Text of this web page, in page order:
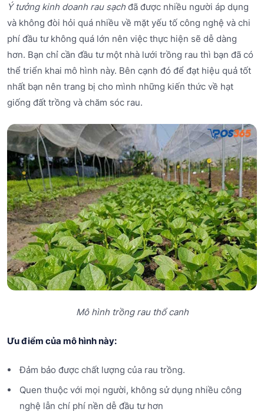
Ý tưởng kinh doanh rau sạchđã được nhiều người áp dụng
và không đòi hỏi quá nhiều về mặt yếu tố công nghệ và chi
phí đầu tư không quá lớn nên việc thực hiện sẽ dễ dàng
hơn. Bạn chỉ cần đầu tư một nhà lưới trồng rau thì bạn đã có
thể triển khai mô hình này. Bên cạnh đó để đạt hiệu quả tốt
nhất bạn nên trang bị cho mình những kiến thức về hạt
giống đất trồng và chăm sóc rau.
Mô hình trồng rau thổ canh
Ưu điểm của mô hình này:
Đảm bảo được chất lượng của rau trồng.
Quen thuộc với mọi người, không sử dụng nhiều công
nghệ lẫn chí phí nền dễ đầu tư hơn